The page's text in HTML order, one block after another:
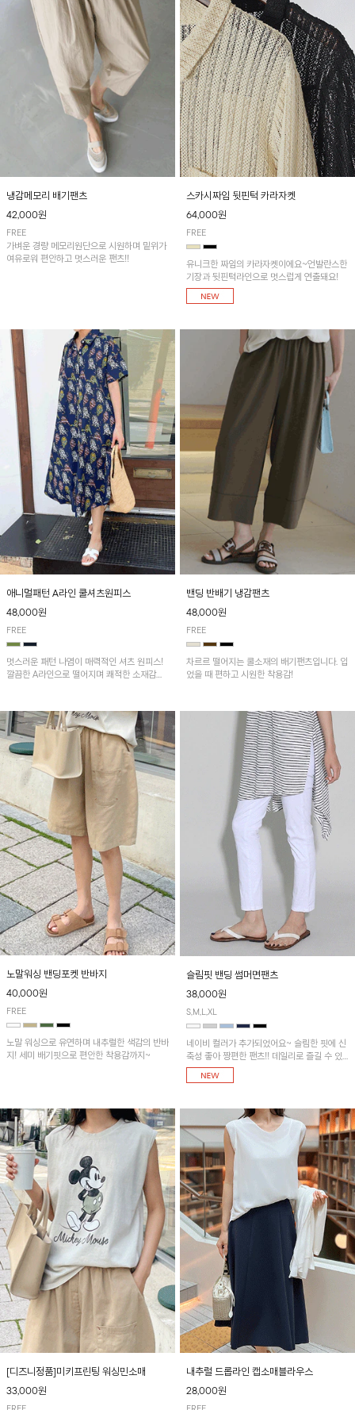
냉감메모리 배기팬츠
42,000원
FREE
가벼운 경량 메모리원단으로 시원하며 밑위가
여유로워 편안하고 멋스러운 팬츠!!
스카시짜임 뒷핀턱 카라자켓
64,000원
FREE
유니크한 짜임의 카라자켓이에요~언발란스한
기장과 뒷핀턱라인으로 멋스럽게 연출돼요!
애니멀패턴 A라인 쿨셔츠원피스
48,000원
FREE
멋스러운 패턴 나염이 매력적인 셔츠 원피스!
깔끔한 A라인으로 떨어지며 쾌적한 소재감으
밴딩 반배기 냉감팬츠
48,000원
FREE
차르르 떨어지는 쿨소재의 배기팬츠입니다. 입
었을 때 편하고 시원한 착용감!
노말워싱 밴딩포켓 반바지
40,000원
FREE
노말 워싱으로 유연하며 내추럴한 색감의 반바
지! 세미 배기핏으로 편안한 착용감까지~
슬림핏 밴딩 썸머면팬츠
38,000원
S,M,L,XL
네이비 컬러가 추가되었어요~ 슬림한 핏에 신
축성 좋아 짱편한 팬츠!! 데일리로 즐길 수 있
는 기본 컬러들로 준비했어요~
[디즈니정품]미키프린팅 워싱민소매
33,000원
내추럴 드롭라인 캡소매블라우스
28,000원